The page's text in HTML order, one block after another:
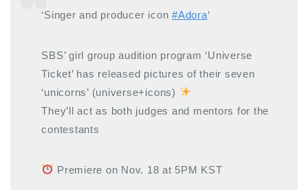
‘Singer and producer icon#Adora‘
SBS’ girl group audition program ‘Universe
Ticket’ has released pictures of their seven
‘unicorns’ (universe+icons)
They’ll act as both judges and mentors for the
contestants
Premiere on Nov. 18 at 5PM KST